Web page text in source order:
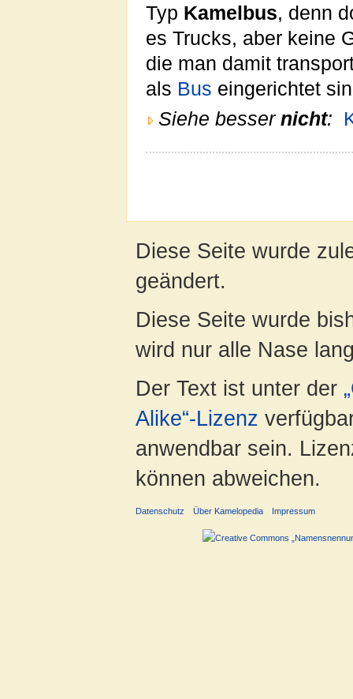
Typ Kamelbus, denn
es Trucks, aber keine
die man damit
als Bus eingerichtet
Siehe besser nicht:
Diese Seite wurde
geändert.
Diese Seite wurde
wird nur alle Nase
Der Text ist unter der
Alike“-Lizenz
anwendbar sein.
können abweichen.
Datenschutz Über Kamelopedia Impressum